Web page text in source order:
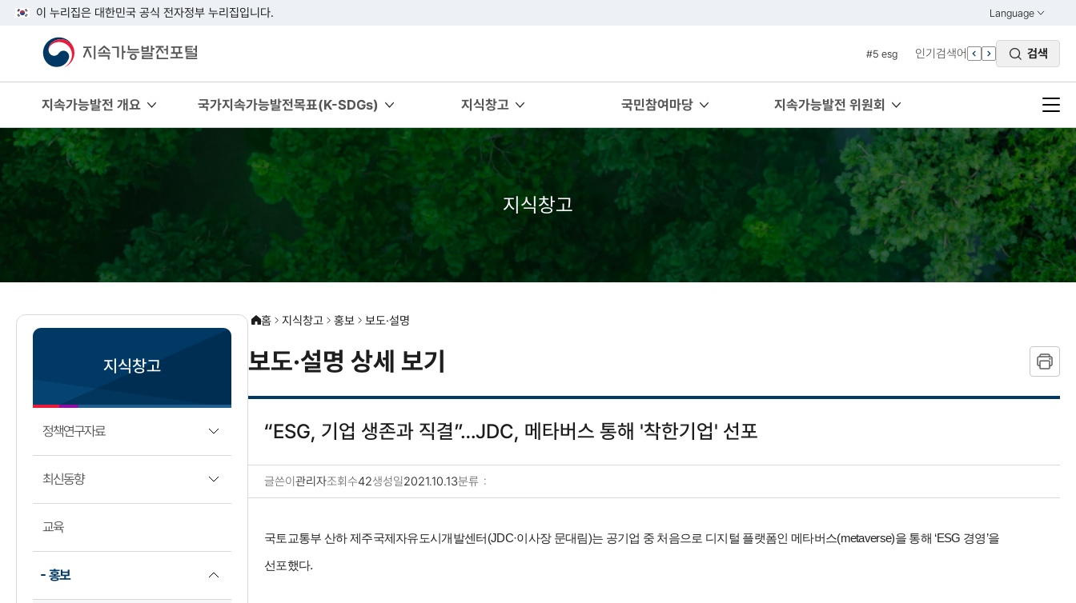
이 누리집은 대한민국 공식 전자정부 누리집입니다. Language
열기
ENGLISH
#5 esg
#7 un
#1 경제
#2 환경
인기검색어 검색
지속가능발전 개요 국가지속가능발전목표(K-SDGs) 지식창고 국민참여마당 지속가능발전 위원회
지식창고
지식창고
정책연구자료
최신동향
교육
홍보
홈 지식창고 홍보 보도·설명
보도·설명 상세 보기
“ESG, 기업 생존과 직결”…JDC, 메타버스 통해 '착한기업' 선포
글쓴이관리자조회수42생성일2021.10.13분류
국토교통부 산하 제주국제자유도시개발센터(JDC·이사장 문대림)는 공기업 중 처음으로 디지털 플랫폼인 메타버스(metaverse)을 통해 ‘ESG 경영’을
선포했다.